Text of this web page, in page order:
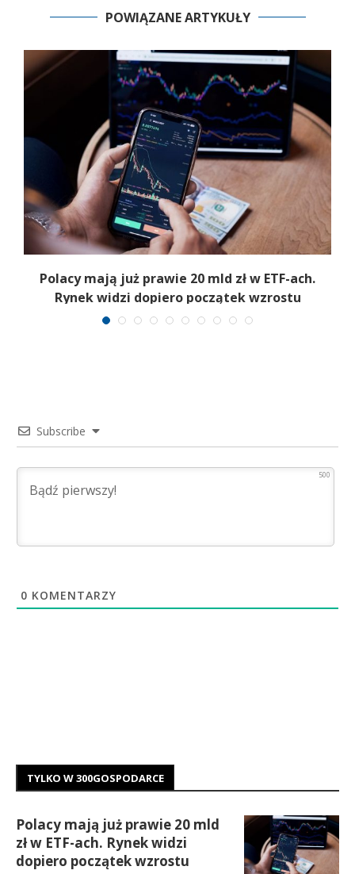
POWIĄZANE ARTYKUŁY
Polacy mają już prawie 20 mld zł w ETF-ach.
Rynek widzi dopiero początek wzrostu
Subscribe
500
0 KOMENTARZY
TYLKO W 300GOSPODARCE
Polacy mają już prawie 20 mld
zł w ETF-ach. Rynek widzi
dopiero początek wzrostu